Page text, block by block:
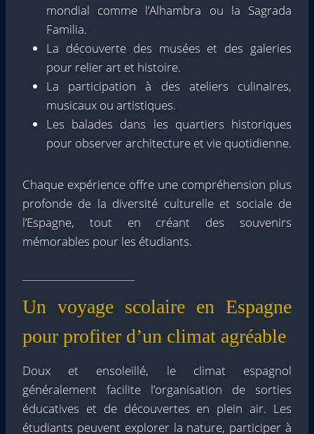
mondial comme l’Alhambra ou la Sagrada
Familia.
La découverte des musées et des galeries
pour relier art et histoire.
La participation à des ateliers culinaires,
musicaux ou artistiques.
Les balades dans les quartiers historiques
pour observer architecture et vie quotidienne.
Chaque expérience offre une compréhension plus
profonde de la diversité culturelle et sociale de
l’Espagne, tout en créant des souvenirs
mémorables pour les étudiants.
Un voyage scolaire en Espagne
pour profiter d’un climat agréable
Doux et ensoleillé, le climat espagnol
généralement facilite l’organisation de sorties
éducatives et de découvertes en plein air. Les
étudiants peuvent explorer la nature, participer à